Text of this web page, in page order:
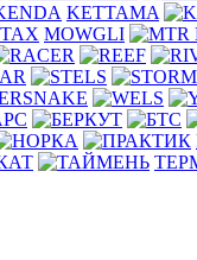
KETTAMA
MOWGLI